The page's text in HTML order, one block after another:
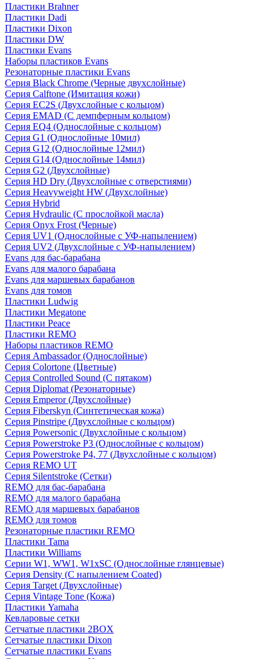
Пластики Brahner
Пластики Dadi
Пластики Dixon
Пластики DW
Пластики Evans
Наборы пластиков Evans
Резонаторные пластики Evans
Серия Black Chrome (Черные двухслойные)
Серия Calftone (Имитация кожи)
Серия EC2S (Двухслойные с кольцом)
Серия EMAD (С демпферным кольцом)
Серия EQ4 (Однослойные с кольцом)
Серия G1 (Однослойные 10мил)
Серия G12 (Однослойные 12мил)
Серия G14 (Однослойные 14мил)
Серия G2 (Двухслойные)
Серия HD Dry (Двухслойные с отверстиями)
Серия Heavyweight HW (Двухслойные)
Серия Hybrid
Серия Hydraulic (С прослойкой масла)
Серия Onyx Frost (Черные)
Серия UV1 (Однослойные с УФ-напылением)
Серия UV2 (Двухслойные с УФ-напылением)
Evans для бас-барабана
Evans для малого барабана
Evans для маршевых барабанов
Evans для томов
Пластики Ludwig
Пластики Megatone
Пластики Peace
Пластики REMO
Наборы пластиков REMO
Серия Ambassador (Однослойные)
Серия Colortone (Цветные)
Серия Controlled Sound (С пятаком)
Серия Diplomat (Резонаторные)
Серия Emperor (Двухслойные)
Серия Fiberskyn (Синтетическая кожа)
Серия Pinstripe (Двухслойные с кольцом)
Серия Powersonic (Двухслойные с кольцом)
Серия Powerstroke P3 (Однослойные с кольцом)
Серия Powerstroke P4, 77 (Двухслойные с кольцом)
Серия REMO UT
Серия Silentstroke (Сетки)
REMO для бас-барабана
REMO для малого барабана
REMO для маршевых барабанов
REMO для томов
Резонаторные пластики REMO
Пластики Tama
Пластики Williams
Серии W1, WW1, W1xSC (Однослойные глянцевые)
Серия Density (C напылением Coated)
Серия Target (Двухслойные)
Серия Vintage Tone (Кожа)
Пластики Yamaha
Кевларовые сетки
Сетчатые пластики 2BOX
Сетчатые пластики Dixon
Сетчатые пластики Evans